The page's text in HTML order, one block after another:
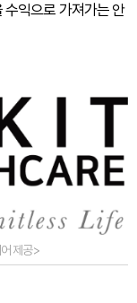
수익으로 가져가는 안
제공>